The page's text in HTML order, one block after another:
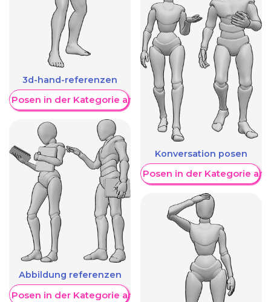
3d-hand-referenzen
Posen in der Kategorie anzeigen
Abbildung referenzen
Posen in der Kategorie anzeigen
Konversation posen
Weitere Posen in der Kategorie